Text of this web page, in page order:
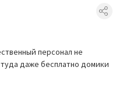
персонал не
даже бесплатно домики